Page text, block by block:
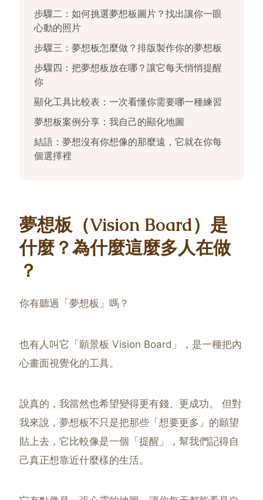
步驟二：如何挑選夢想板圖片？找出讓你一眼
心動的照片
步驟三：夢想板怎麼做？排版製作你的夢想板
步驟四：把夢想板放在哪？讓它每天悄悄提醒
你
顯化工具比較表：一次看懂你需要哪一種練習
夢想板案例分享：我自己的顯化地圖
結語：夢想沒有你想像的那麼遠，它就在你每
個選擇裡
夢想板（Vision Board）是
什麼？為什麼這麼多人在做
？
你有聽過「夢想板」嗎？
也有人叫它「願景板 Vision Board」，是一種把內
心畫面視覺化的工具。
說真的，我當然也希望變得更有錢、更成功。 但對
我來說，夢想板不只是把那些「想要更多」的願望
貼上去，它比較像是一個「提醒」，幫我們記得自
己真正想靠近什麼樣的生活。